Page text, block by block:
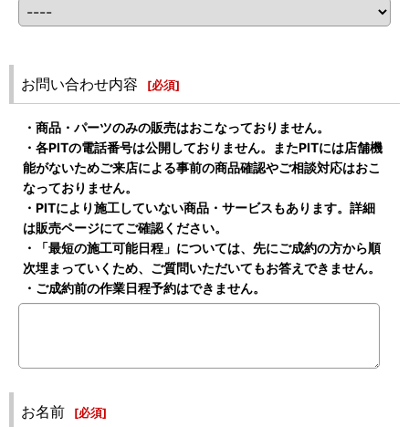
お問い合わせ内容 [必須]
・商品・パーツのみの販売はおこなっておりません。
・各PITの電話番号は公開しておりません。またPITには店舗機
能がないためご来店による事前の商品確認やご相談対応はおこ
なっておりません。
・PITにより施工していない商品・サービスもあります。詳細
は販売ページにてご確認ください。
・「最短の施工可能日程」については、先にご成約の方から順
次埋まっていくため、ご質問いただいてもお答えできません。
・ご成約前の作業日程予約はできません。
お名前 [必須]